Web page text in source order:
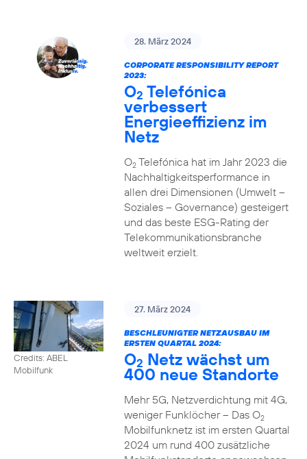
28. März 2024
CORPORATE RESPONSIBILITY REPORT
2023:
O2 Telefónica
verbessert
Energieeffizienz im
Netz
O2Telefónica hat im Jahr 2023 die
Nachhaltigkeitsperformance in
allen drei Dimensionen (Umwelt –
Soziales – Governance) gesteigert
und das beste ESG-Rating der
Telekommunikationsbranche
weltweit erzielt.
Credits: ABEL
Mobilfunk
27. März 2024
BESCHLEUNIGTER NETZAUSBAU IM
ERSTEN QUARTAL 2024:
O2 Netz wächst um
400 neue Standorte
Mehr 5G, Netzverdichtung mit 4G,
weniger Funklöcher – Das O2
Mobilfunknetz ist im ersten Quartal
2024 um rund 400 zusätzliche